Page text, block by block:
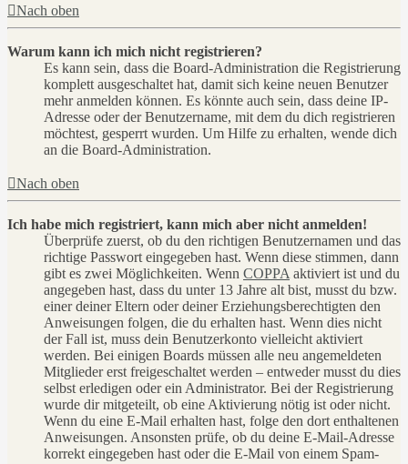
Nach oben
Warum kann ich mich nicht registrieren?
Es kann sein, dass die Board-Administration die Registrierung
komplett ausgeschaltet hat, damit sich keine neuen Benutzer
mehr anmelden können. Es könnte auch sein, dass deine IP-
Adresse oder der Benutzername, mit dem du dich registrieren
möchtest, gesperrt wurden. Um Hilfe zu erhalten, wende dich
an die Board-Administration.
Nach oben
Ich habe mich registriert, kann mich aber nicht anmelden!
Überprüfe zuerst, ob du den richtigen Benutzernamen und das
richtige Passwort eingegeben hast. Wenn diese stimmen, dann
gibt es zwei Möglichkeiten. Wenn COPPA aktiviert ist und du
angegeben hast, dass du unter 13 Jahre alt bist, musst du bzw.
einer deiner Eltern oder deiner Erziehungsberechtigten den
Anweisungen folgen, die du erhalten hast. Wenn dies nicht
der Fall ist, muss dein Benutzerkonto vielleicht aktiviert
werden. Bei einigen Boards müssen alle neu angemeldeten
Mitglieder erst freigeschaltet werden – entweder musst du dies
selbst erledigen oder ein Administrator. Bei der Registrierung
wurde dir mitgeteilt, ob eine Aktivierung nötig ist oder nicht.
Wenn du eine E-Mail erhalten hast, folge den dort enthaltenen
Anweisungen. Ansonsten prüfe, ob du deine E-Mail-Adresse
korrekt eingegeben hast oder die E-Mail von einem Spam-